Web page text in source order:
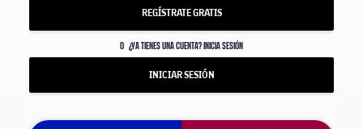
REGÍSTRATE GRATIS
O ¿YA TIENES UNA CUENTA? INICIA SESIÓN
INICIAR SESIÓN